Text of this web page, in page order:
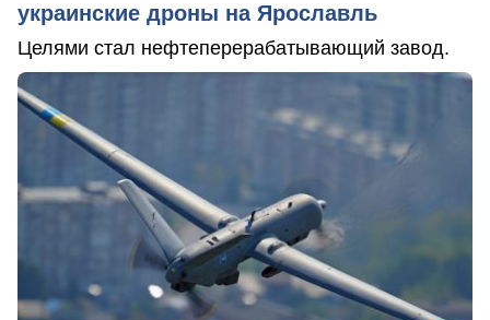
украинские дроны на Ярославль
Целями стал нефтеперерабатывающий завод.